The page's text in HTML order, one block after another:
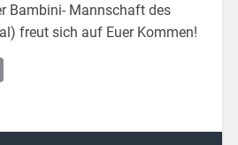
Bambini- Mannschaft des
freut sich auf Euer Kommen!